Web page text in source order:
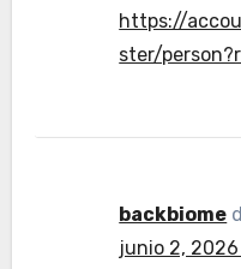
https://
ster/
backbiome
junio 2, 2026